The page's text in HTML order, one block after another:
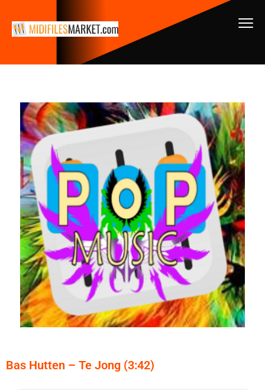
Bas Hutten – Te Jong (3:42)